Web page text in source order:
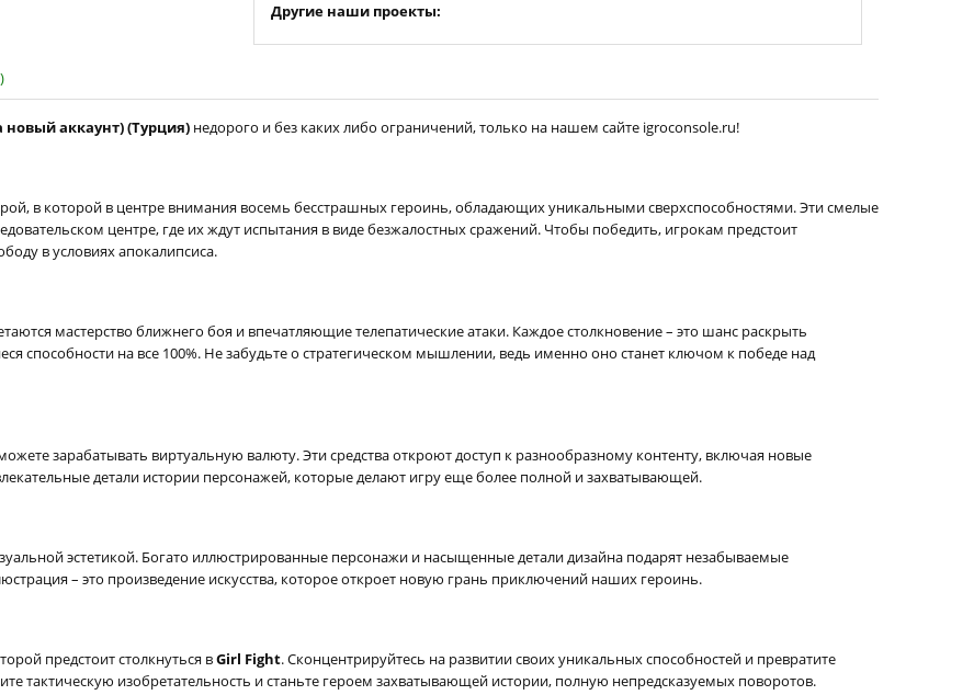
Другие наши проекты:
новый аккаунт) (Турция) недорого и без каких либо ограничений, только на нашем сайте igroconsole.ru!
в которой в центре внимания восемь бесстрашных героинь, обладающих уникальными сверхспособностями. Эти смелые
центре, где их ждут испытания в виде безжалостных сражений. Чтобы победить, игрокам предстоит
в условиях апокалипсиса.
мастерство ближнего боя и впечатляющие телепатические атаки. Каждое столкновение – это шанс раскрыть
способности на все 100%. Не забудьте о стратегическом мышлении, ведь именно оно станет ключом к победе над
зарабатывать виртуальную валюту. Эти средства откроют доступ к разнообразному контенту, включая новые
детали истории персонажей, которые делают игру еще более полной и захватывающей.
эстетикой. Богато иллюстрированные персонажи и насыщенные детали дизайна подарят незабываемые
– это произведение искусства, которое откроет новую грань приключений наших героинь.
предстоит столкнуться вGirl Fight. Сконцентрируйтесь на развитии своих уникальных способностей и превратите
тактическую изобретательность и станьте героем захватывающей истории, полную непредсказуемых поворотов.